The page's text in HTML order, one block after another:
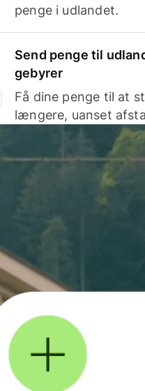
penge i udlandet.
Send penge til
gebyrer
Få dine penge til at
længere, uanset